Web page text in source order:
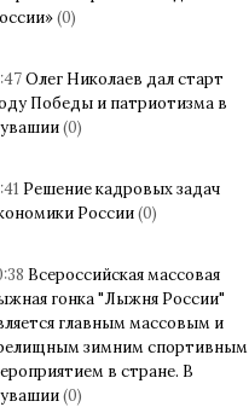
(0)
Олег Николаев дал старт
Победы и патриотизма в
(0)
Решение кадровых задач
России(0)
Всероссийская массовая
гонка "Лыжня России"
главным массовым и
зимним спортивным
в стране. В
(0)